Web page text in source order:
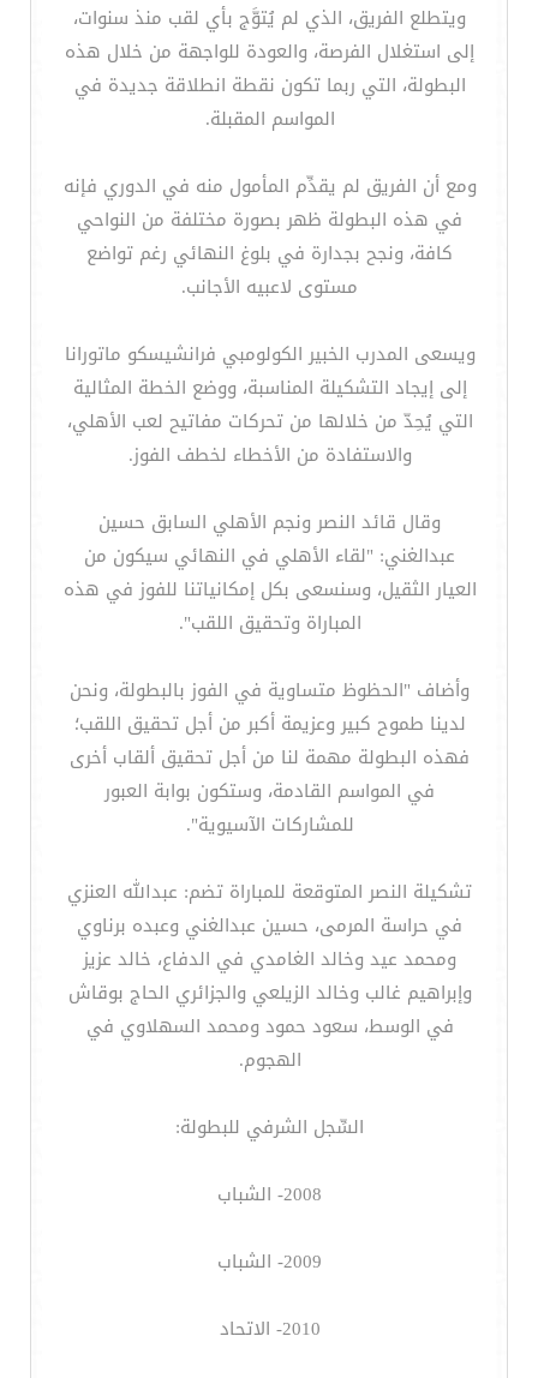
ويتطلع الفريق، الذي لم يُتوَّج بأي لقب منذ سنوات،
إلى استغلال الفرصة، والعودة للواجهة من خلال هذه
البطولة، التي ربما تكون نقطة انطلاقة جديدة في
المواسم المقبلة.
ومع أن الفريق لم يقدِّم المأمول منه في الدوري فإنه
في هذه البطولة ظهر بصورة مختلفة من النواحي
كافة، ونجح بجدارة في بلوغ النهائي رغم تواضع
مستوى لاعبيه الأجانب.
ويسعى المدرب الخبير الكولومبي فرانشيسكو ماتورانا
إلى إيجاد التشكيلة المناسبة، ووضع الخطة المثالية
التي يُحِدّ من خلالها من تحركات مفاتيح لعب الأهلي،
والاستفادة من الأخطاء لخطف الفوز.
وقال قائد النصر ونجم الأهلي السابق حسين
عبدالغني: "لقاء الأهلي في النهائي سيكون من
العيار الثقيل، وسنسعى بكل إمكانياتنا للفوز في هذه
المباراة وتحقيق اللقب".
وأضاف "الحظوظ متساوية في الفوز بالبطولة، ونحن
لدينا طموح كبير وعزيمة أكبر من أجل تحقيق اللقب؛
فهذه البطولة مهمة لنا من أجل تحقيق ألقاب أخرى
في المواسم القادمة، وستكون بوابة العبور
للمشاركات الآسيوية".
تشكيلة النصر المتوقعة للمباراة تضم: عبدالله العنزي
في حراسة المرمى، حسين عبدالغني وعبده برناوي
ومحمد عيد وخالد الغامدي في الدفاع، خالد عزيز
وإبراهيم غالب وخالد الزيلعي والجزائري الحاج بوقاش
في الوسط، سعود حمود ومحمد السهلاوي في
الهجوم.
السِّجل الشرفي للبطولة:
2008- الشباب
2009- الشباب
2010- الاتحاد